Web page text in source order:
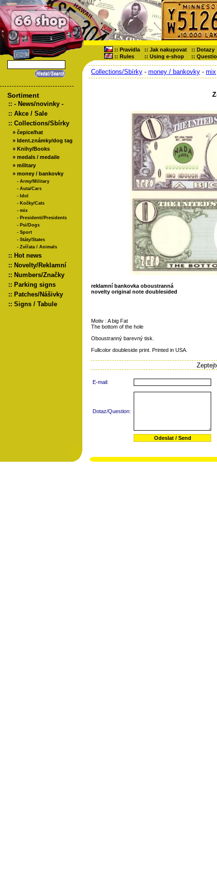
:: Pravidla :: Jak nakupovat :: Dotazy
:: Rules :: Using e-shop ::
Sortiment
:: - News/novinky -
:: Akce / Sale
:: Collections/Sbírky
» čepice/hat
» Ident.známky/dog tag
» Knihy/Books
» medals / medaile
» military
» money / bankovky
- Army/Military
- Auta/Cars
- Idol
- Kočky/Cats
- mix
- Presidenti/Presidents
- Psi/Dogs
- Sport
- Státy/States
- Zvířata / Animals
:: Hot news
:: Novelty/Reklamní
:: Numbers/Značky
:: Parking signs
:: Patches/Nášivky
:: Signs / Tabule
Collections/Sbírky - money / bankovky - mix
reklamní bankovka oboustranná
novelty original note doublesided
Motiv : A big Fat
The bottom of the hole
Oboustranný barevný tisk.
Fullcolor doubleside print. Printed in USA.
E-mail:
Dotaz/Question: